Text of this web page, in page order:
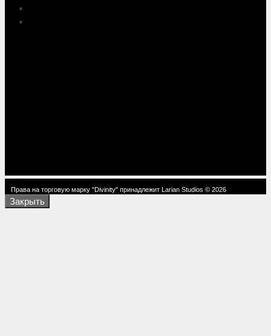
Права на торговую марку "Divinity" принадлежит Larian Studios © 2026
Закрыть